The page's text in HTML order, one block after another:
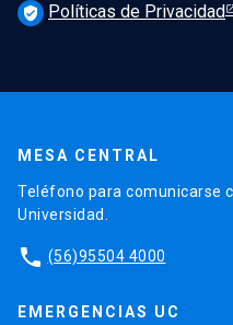
verified_user Políticas de Privacidad
MESA CENTRAL
Teléfono para comunicarse
Universidad.
phone (56)95504 4000
EMERGENCIAS UC